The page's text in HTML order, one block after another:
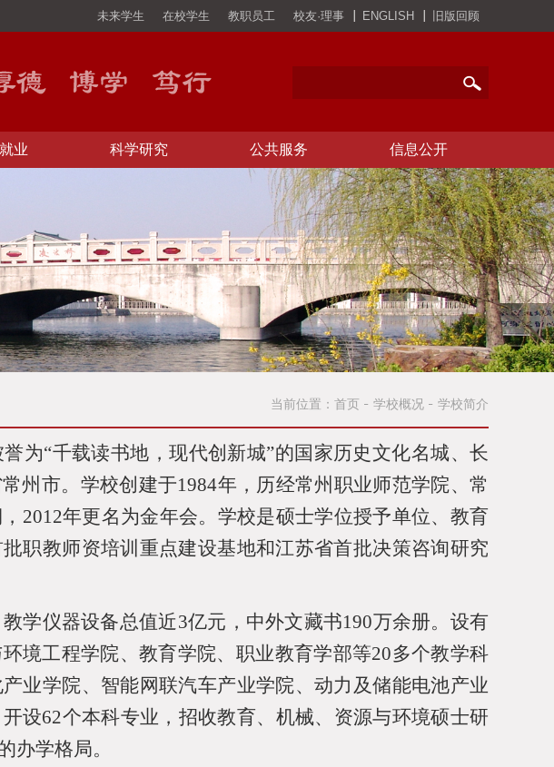
未来学生 在校学生 教职员工 校友·理事 ENGLISH 旧版回顾
业 科学研究 公共服务 信息公开
当前位置： 首页 学校概况 学校简介
为“千载读书地，现代创新城”的国家历史文化名城、长
州市。学校创建于1984年，历经常州职业师范学院、常
2012年更名为金年会。学校是硕士学位授予单位、教育
职教师资培训重点建设基地和江苏省首批决策咨询研究
学仪器设备总值近3亿元，中外文藏书190万余册。设有
境工程学院、教育学院、职业教育学部等20多个教学科
业学院、智能网联汽车产业学院、动力及储能电池产业
设62个本科专业，招收教育、机械、资源与环境硕士研
办学格局。